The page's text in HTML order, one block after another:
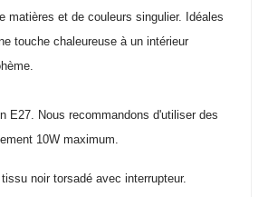
matières et de couleurs singulier. Idéales
touche chaleureuse à un intérieur
E27. Nous recommandons d'utiliser des
10W maximum.
noir torsadé avec interrupteur.